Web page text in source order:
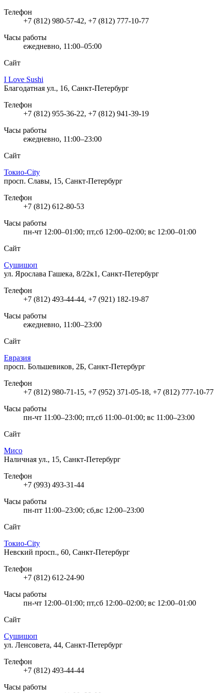
Телефон
+7 (812) 980-57-42, +7 (812) 777-10-77
Часы работы
ежедневно, 11:00–05:00
Сайт
I Love Sushi
Благодатная ул., 16, Санкт-Петербург
Телефон
+7 (812) 955-36-22, +7 (812) 941-39-19
Часы работы
ежедневно, 11:00–23:00
Сайт
Токио-City
просп. Славы, 15, Санкт-Петербург
Телефон
+7 (812) 612-80-53
Часы работы
пн-чт 12:00–01:00; пт,сб 12:00–02:00; вс 12:00–01:00
Сайт
Сушишоп
ул. Ярослава Гашека, 8/22к1, Санкт-Петербург
Телефон
+7 (812) 493-44-44, +7 (921) 182-19-87
Часы работы
ежедневно, 11:00–23:00
Сайт
Евразия
просп. Большевиков, 2Б, Санкт-Петербург
Телефон
+7 (812) 980-71-15, +7 (952) 371-05-18, +7 (812) 777-10-77
Часы работы
пн-чт 11:00–23:00; пт,сб 11:00–01:00; вс 11:00–23:00
Сайт
Мисо
Наличная ул., 15, Санкт-Петербург
Телефон
+7 (993) 493-31-44
Часы работы
пн-пт 11:00–23:00; сб,вс 12:00–23:00
Сайт
Токио-City
Невский просп., 60, Санкт-Петербург
Телефон
+7 (812) 612-24-90
Часы работы
пн-чт 12:00–01:00; пт,сб 12:00–02:00; вс 12:00–01:00
Сайт
Сушишоп
ул. Ленсовета, 44, Санкт-Петербург
Телефон
+7 (812) 493-44-44
Часы работы